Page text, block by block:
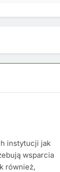
instytucji jak
wsparcia
również,